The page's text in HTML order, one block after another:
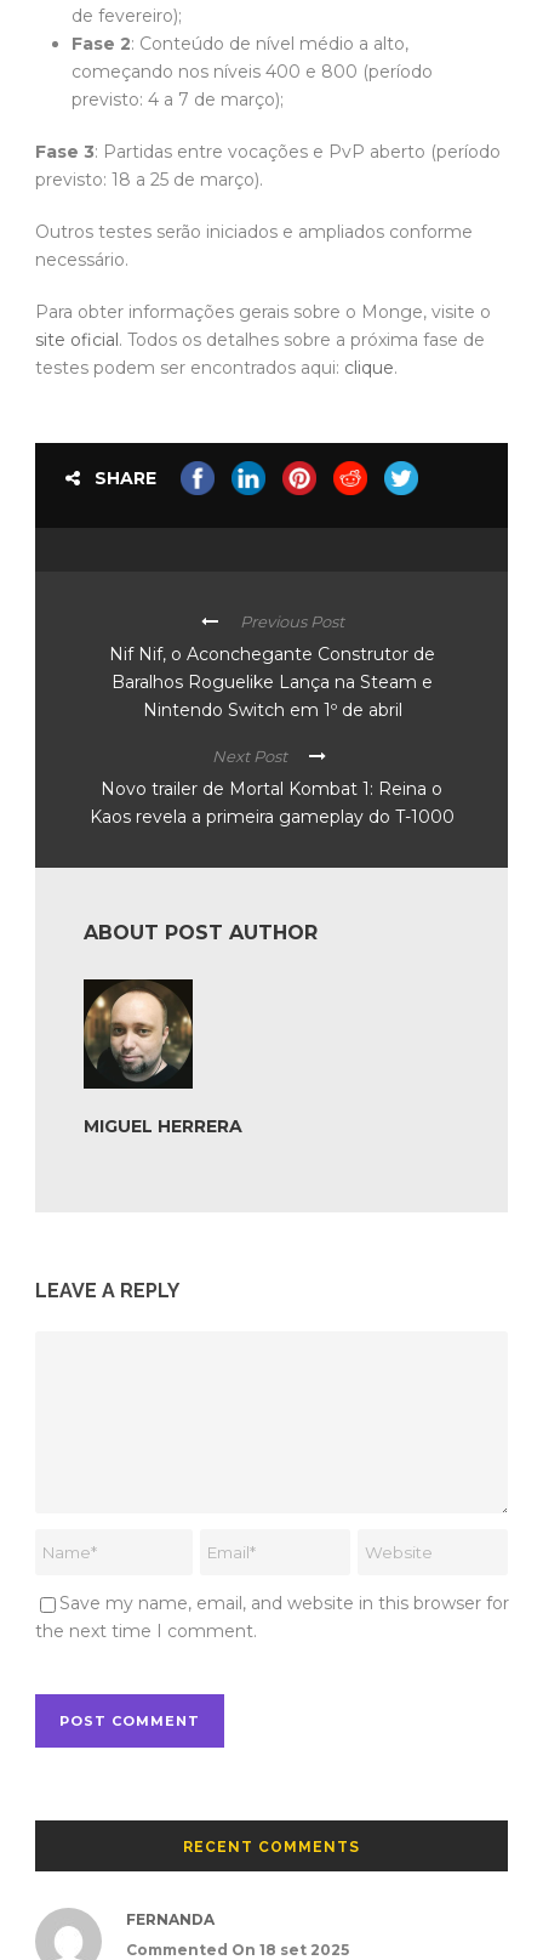
de fevereiro);
Fase 2: Conteúdo de nível médio a alto,
começando nos níveis 400 e 800 (período
previsto: 4 a 7 de março);
Fase 3: Partidas entre vocações e PvP aberto (período
previsto: 18 a 25 de março).
Outros testes serão iniciados e ampliados conforme
necessário.
Para obter informações gerais sobre o Monge, visite o
site oficial. Todos os detalhes sobre a próxima fase de
testes podem ser encontrados aqui: clique.
SHARE
Previous Post
Nif Nif, o Aconchegante Construtor de
Baralhos Roguelike Lança na Steam e
Nintendo Switch em 1º de abril
Next Post
Novo trailer de Mortal Kombat 1: Reina o
Kaos revela a primeira gameplay do T-1000
ABOUT POST AUTHOR
MIGUEL HERRERA
LEAVE A REPLY
Save my name, email, and website in this browser for
the next time I comment.
RECENT COMMENTS
FERNANDA
Commented On 18 set 2025